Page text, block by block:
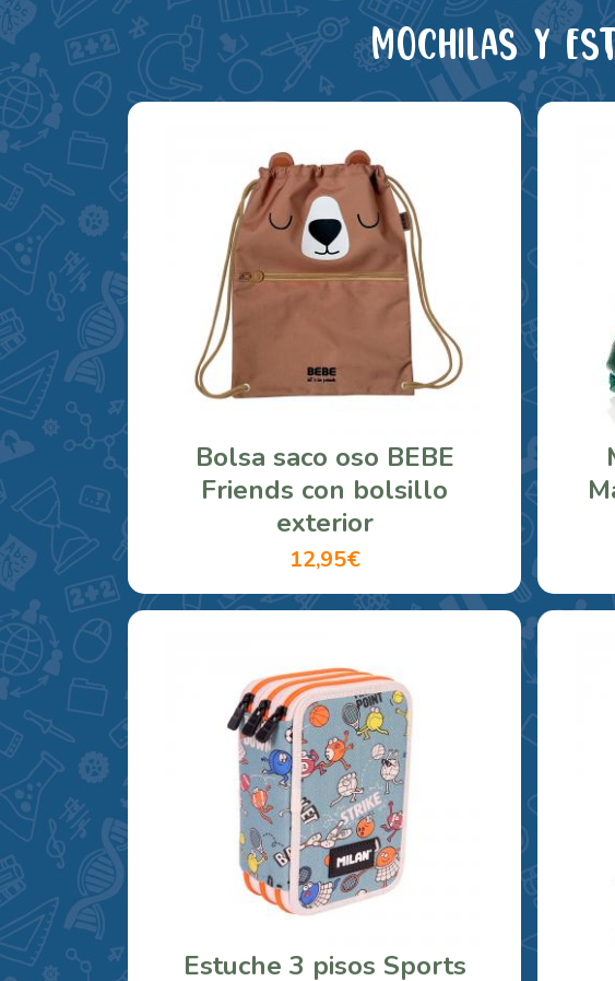
Mochilas y
Bolsa saco oso BEBE
Friends con bolsillo
exterior
12,95€
Estuche 3 pisos Sports